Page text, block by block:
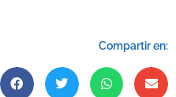
Compartir en: